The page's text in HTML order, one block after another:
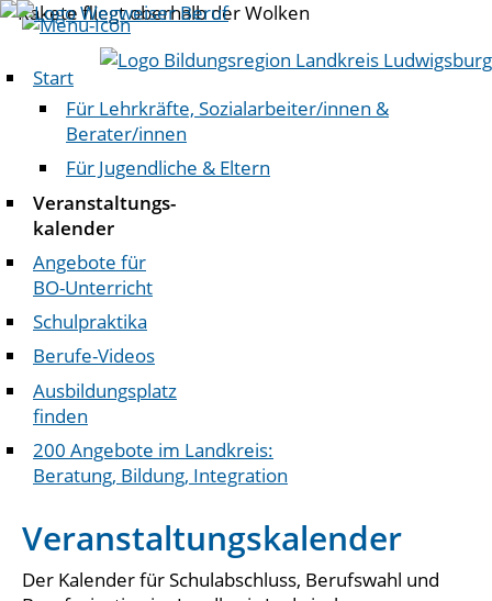
Start
Für Lehrkräfte, Sozialarbeiter/innen &
Berater/innen
Für Jugendliche & Eltern
Veranstaltungs-
kalender
Angebote für
BO-Unterricht
Schulpraktika
Berufe-Videos
Ausbildungsplatz
finden
200 Angebote im Landkreis:
Beratung, Bildung, Integration
Veranstaltungskalender
Der Kalender für Schulabschluss, Berufswahl und